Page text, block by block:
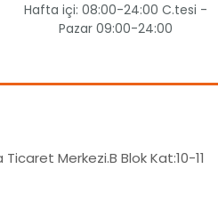
Hafta içi: 08:00-24:00 C.tesi -
Pazar 09:00-24:00
Merkezi.B Blok Kat:10-11